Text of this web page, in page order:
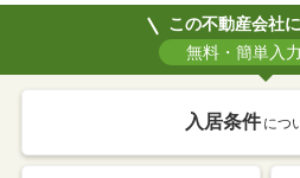
この不動産会社
無料・簡単入
入居条件 につ